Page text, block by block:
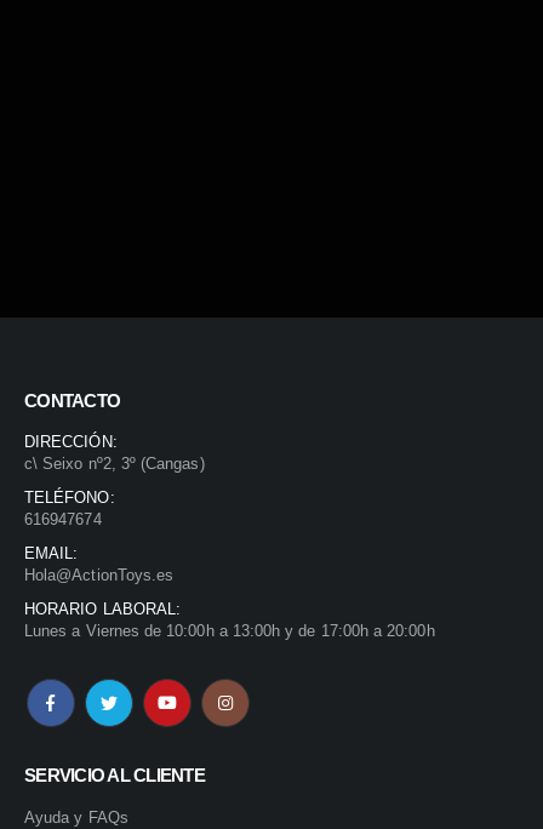
CONTACTO
DIRECCIÓN:
c\ Seixo nº2, 3º (Cangas)
TELÉFONO:
616947674
EMAIL:
Hola@ActionToys.es
HORARIO LABORAL:
Lunes a Viernes de 10:00h a 13:00h y de 17:00h a 20:00h
SERVICIO AL CLIENTE
Ayuda y FAQs